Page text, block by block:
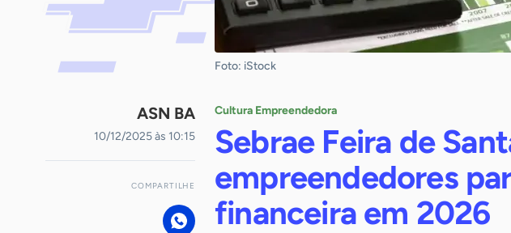
Foto: iStock
ASN BA
10/12/2025 às 10:15
COMPARTILHE
Cultura Empreendedora
Sebrae Feira de
empreendedores
financeira em 2026